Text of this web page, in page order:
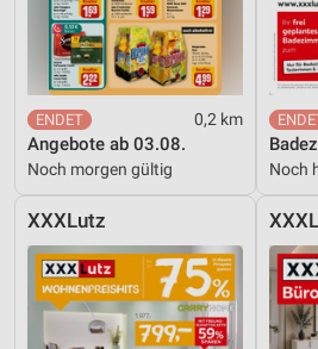
0,2 km
Angebote ab 03.08.
Noch morgen gültig Noch
XXXLutz